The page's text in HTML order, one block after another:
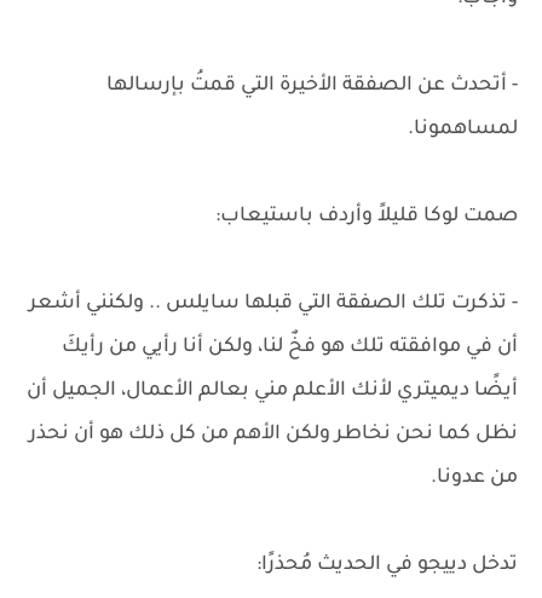
- أتحدث عن الصفقة الأخيرة التي قمتُ بإرسالها
لمساهمونا.
صمت لوكا قليلاً وأردف باستيعاب:
- تذكرت تلك الصفقة التي قبلها سايلس .. ولكنني أشعر
أن في موافقته تلك هو فخٌ لنا، ولكن أنا رأيي من رأيكَ
أيضًا ديميتري لأنك الأعلم مني بعالم الأعمال، الجميل أن
نظل كما نحن نخاطر ولكن الأهم من كل ذلك هو أن نحذر
من عدونا.
تدخل دييجو في الحديث مُحذرًا: